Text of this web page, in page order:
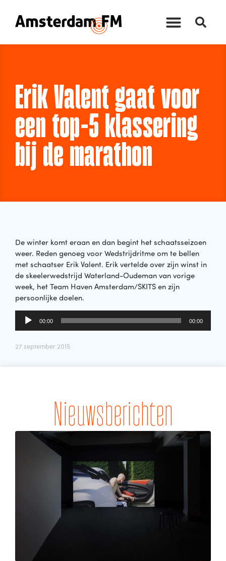
Erik Valent gaat voor
een top-5 klassering
bij de marathon
De winter komt eraan en dan begint het schaatsseizoen
weer. Reden genoeg voor Wedstrijdritme om te bellen
met schaatser Erik Valent. Erik vertelde over zijn winst in
de skeelerwedstrijd Waterland-Oudeman van vorige
week, het Team Haven Amsterdam/SKITS en zijn
persoonlijke doelen.
Audiospeler
00:00 00:00
27 september 2015
Nieuwsberichten